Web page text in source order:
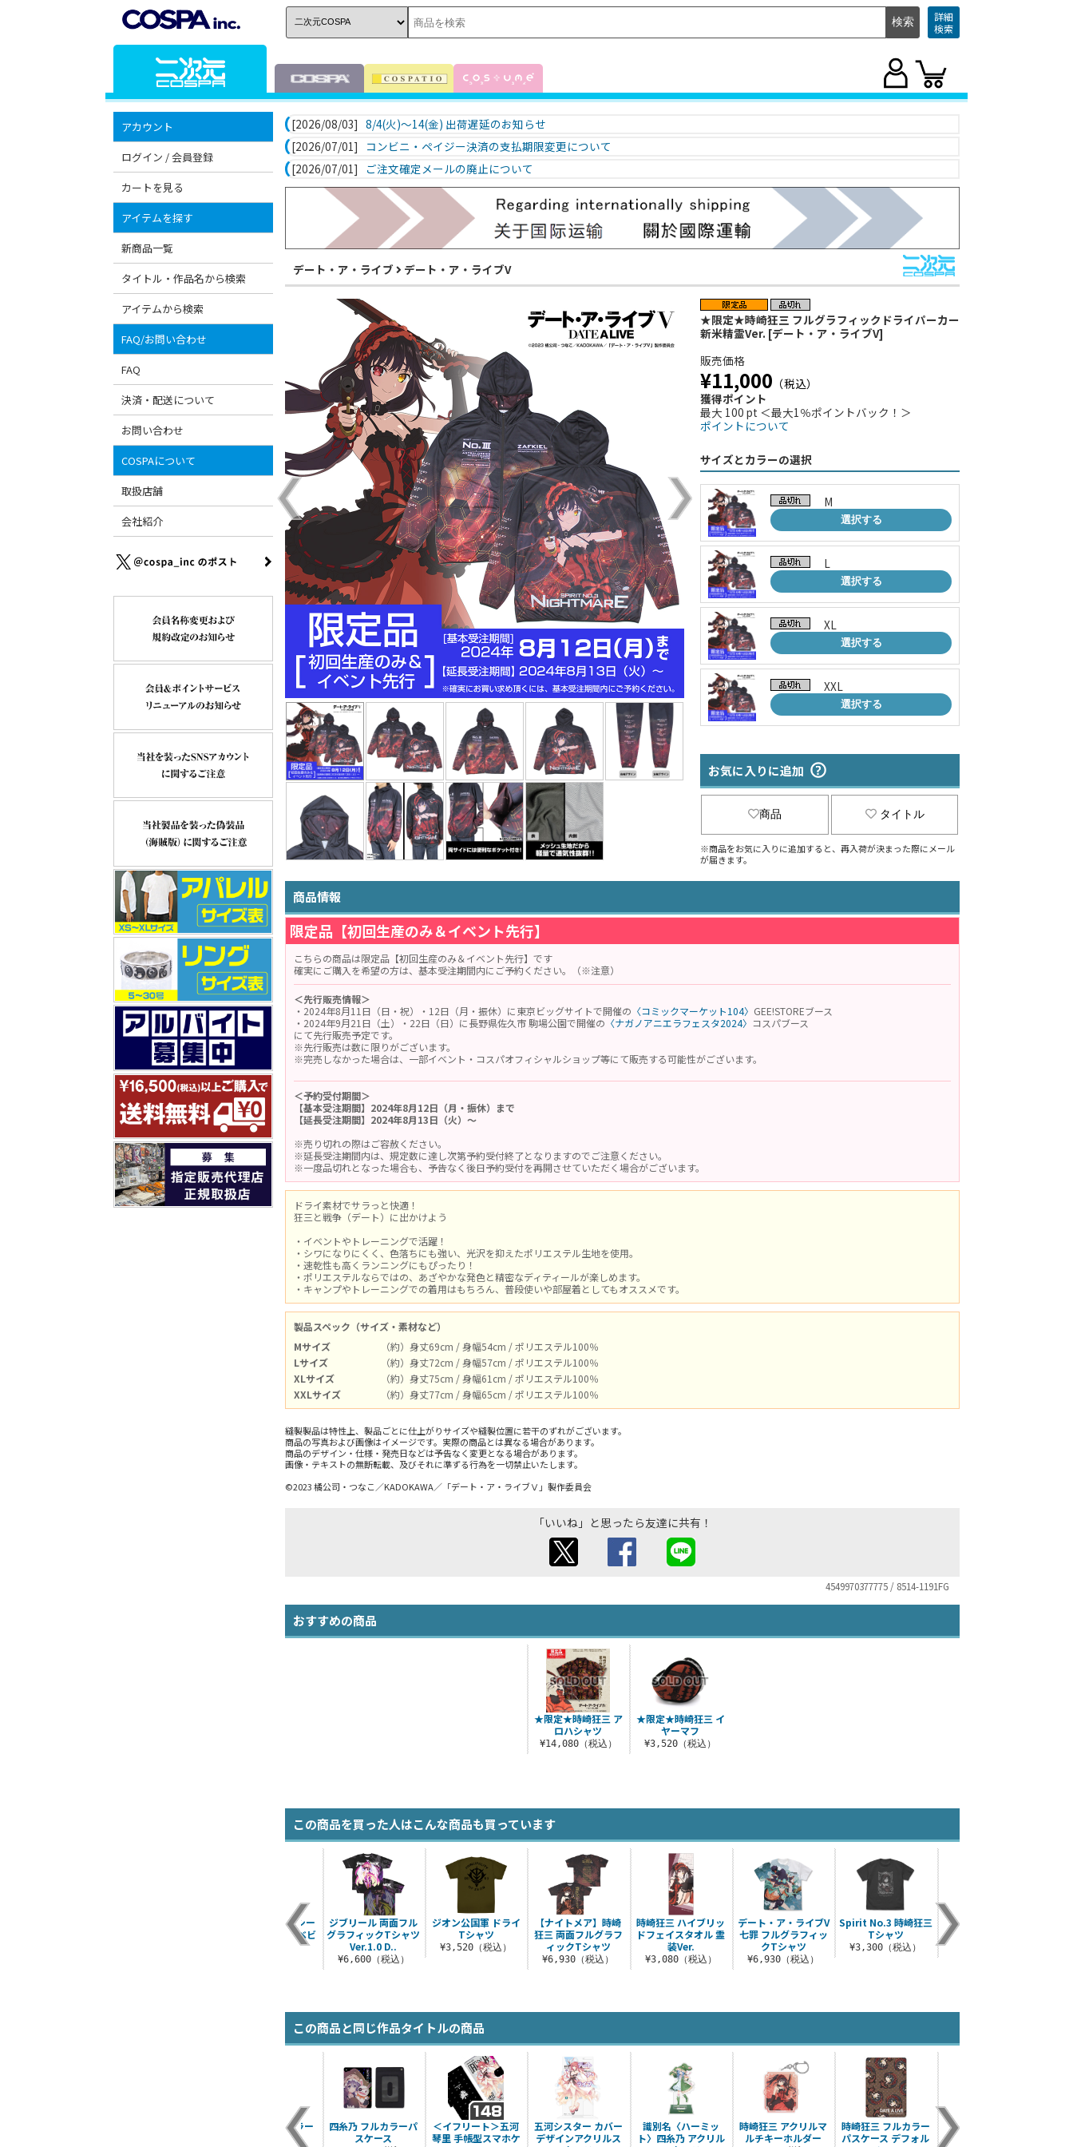
詳細
検索
アカウント
ログイン / 会員登録
カートを見る
アイテムを探す
新商品一覧
タイトル・作品名から検索
アイテムから検索
FAQ/お問い合わせ
FAQ
決済・配送について
お問い合わせ
COSPAについて
取扱店舗
会社紹介
[2026/08/03] 8/4(火)～14(金) 出荷遅延のお知らせ
[2026/07/01]
コンビニ・ペイジー決済の支払期限変更について
[2026/07/01]
ご注文確定メールの廃止について
デート・ア・ライブ デート・ア・ライブV
★限定★時崎狂三 フルグラフィックドライパーカー
新米精霊Ver. [デート・ア・ライブV]
販売価格
¥11,000 （税込）
獲得ポイント
最大 100 pt ＜最大1％ポイントバック！＞
ポイントについて
サイズとカラーの選択
M
選択する
L
選択する
XL
選択する
XXL
選択する
お気に入りに追加
商品 タイトル
※商品をお気に入りに追加すると、再入荷が決まった際にメール
が届きます。
商品情報
限定品【初回生産のみ＆イベント先行】
こちらの商品は限定品【初回生産のみ＆イベント先行】です
確実にご購入を希望の方は、基本受注期間内にご予約ください。（※注意）
＜先行販売情報＞
・2024年8月11日（日・祝）・12日（月・振休）に東京ビッグサイトで開催の 〈コミックマーケット104〉 GEE!STOREブース
・2024年9月21日（土）・22日（日）に長野県佐久市 駒場公園で開催の 〈ナガノアニエラフェスタ2024〉 コスパブース
にて先行販売予定です。
※先行販売は数に限りがございます。
※完売しなかった場合は、一部イベント・コスパオフィシャルショップ等にて販売する可能性がございます。
＜予約受付期間＞
【基本受注期間】2024年8月12日（月・振休）まで
【延長受注期間】2024年8月13日（火）～
※売り切れの際はご容赦ください。
※延長受注期間内は、規定数に達し次第予約受付終了となりますのでご注意ください。
※一度品切れとなった場合も、予告なく後日予約受付を再開させていただく場合がございます。
ドライ素材でサラっと快適！
狂三と戦争（デート）に出かけよう
・イベントやトレーニングで活躍！
・シワになりにくく、色落ちにも強い、光沢を抑えたポリエステル生地を使用。
・速乾性も高くランニングにもぴったり！
・ポリエステルならではの、あざやかな発色と精密なディティールが楽しめます。
・キャンプやトレーニングでの着用はもちろん、普段使いや部屋着としてもオススメです。
製品スペック（サイズ・素材など）
Mサイズ
（約）身丈69cm / 身幅54cm / ポリエステル100％
Lサイズ
（約）身丈72cm / 身幅57cm / ポリエステル100％
XLサイズ
（約）身丈75cm / 身幅61cm / ポリエステル100％
XXLサイズ
（約）身丈77cm / 身幅65cm / ポリエステル100％
縫製製品は特性上、製品ごとに仕上がりサイズや縫製位置に若干のずれがございます。
商品の写真および画像はイメージです。実際の商品とは異なる場合があります。
商品のデザイン・仕様・発売日などは予告なく変更となる場合があります。
画像・テキストの無断転載、及びそれに準ずる行為を一切禁止いたします。
©2023 橘公司・つなこ／KADOKAWA／「デート・ア・ライブⅤ」製作委員会
「いいね」と思ったら友達に共有！
4549970377775 / 8514-1191FG
おすすめの商品
★限定★時崎狂三 ア
ロハシャツ
¥14,080（税込）
★限定★時崎狂三 イ
ヤーマフ
¥3,520（税込）
この商品を買った人はこんな商品も買っています
【ナイトメア】時崎
狂三 両面フルグラフ
ィックTシャツ
¥6,930（税込）
時崎狂三 ハイブリッ
ドフェイスタオル 霊
装Ver.
¥3,080（税込）
デート・ア・ライブV
七罪 フルグラフィッ
クTシャツ
¥6,930（税込）
Spirit No.3 時崎狂三
Tシャツ
¥3,300（税込）
時崎狂三 アクリルマ
ルチキーホルダー
描き下ろし ロキシー
B2タペストリー ベビ
ードールVer.
ジブリール 両面フル
グラフィックTシャツ
Ver.1.0 D..
¥6,600（税込）
ジオン公国軍 ドライ
Tシャツ
¥3,520（税込）
この商品と同じ作品タイトルの商品
五河シスター カバー
デザインアクリルス
識別名〈ハーミッ
ト〉四糸乃 アクリル
時崎狂三 アクリルマ
ルチキーホルダー
時崎狂三 フルカラー
パスケース デフォル
時崎狂三 手帳型スマ
時崎狂三フルカラー
パスケース
四糸乃 フルカラーパ
スケース
＜イフリート＞五河
琴里 手帳型スマホケ